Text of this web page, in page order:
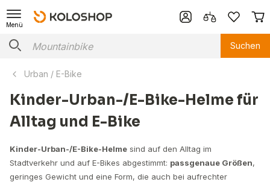
Menü
Suchen
Urban / E-Bike
Kinder-Urban-/E-Bike-Helme für
Alltag und E-Bike
Kinder-Urban-/E-Bike-Helme sind auf den Alltag im
Stadtverkehr und auf E-Bikes abgestimmt: passgenaue Größen,
geringes Gewicht und eine Form, die auch bei aufrechter